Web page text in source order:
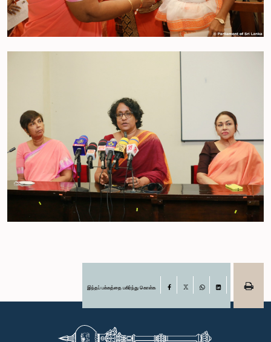
இந்தப் பக்கத்தை பகிர்ந்து கொள்க Facebook